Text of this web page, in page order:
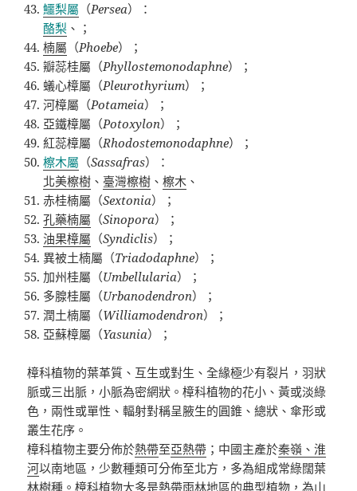
鱷梨屬 （Persea）：
酪梨 、；
楠屬 （Phoebe）；
瓣蕊桂屬（Phyllostemonodaphne）；
蟻心樟屬（Pleurothyrium）；
河樟屬（Potameia）；
亞鐵樟屬（Potoxylon）；
紅蕊樟屬（Rhodostemonodaphne）；
檫木屬 （Sassafras）：
北美檫樹 、 臺灣檫樹 、檫木 、
赤桂楠屬（Sextonia）；
孔藥楠屬 （Sinopora）；
油果樟屬 （Syndiclis）；
異被土楠屬（Triadodaphne）；
加州桂屬（Umbellularia）；
多腺桂屬（Urbanodendron）；
潤土楠屬（Williamodendron）；
亞蘇樟屬（Yasunia）；
樟科植物的葉革質、互生或對生、全緣極少有裂片，羽狀
脈或三出脈，小脈為密網狀。樟科植物的花小、黃或淡綠
色，兩性或單性、輻射對稱呈腋生的圓錐、總狀、傘形或
叢生花序。
樟科植物主要分佈於熱帶至亞熱帶 ；中國主產於秦嶺、淮
河以南地區，少數種類可分佈至北方，多為組成常綠闊葉
林樹種。樟科植物大多是熱帶雨林地區的典型植物，為山